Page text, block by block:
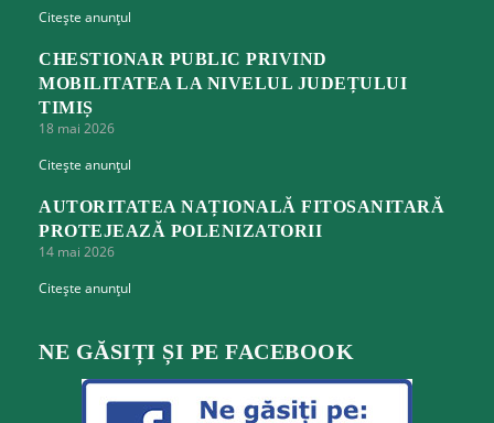
Citește anunțul
CHESTIONAR PUBLIC PRIVIND
MOBILITATEA LA NIVELUL JUDEȚULUI
TIMIȘ
18 mai 2026
Citește anunțul
AUTORITATEA NAȚIONALĂ FITOSANITARĂ
PROTEJEAZĂ POLENIZATORII
14 mai 2026
Citește anunțul
NE GĂSIȚI ȘI PE FACEBOOK